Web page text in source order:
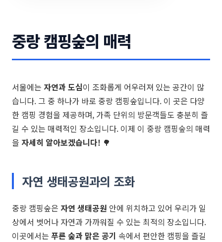
중랑 캠핑숲의 매력
서울에는 자연과 도심이 조화롭게 어우러져 있는 공간이 많
습니다. 그 중 하나가 바로 중랑 캠핑숲입니다. 이 곳은 다양
한 캠핑 경험을 제공하며, 가족 단위의 방문객들도 충분히 즐
길 수 있는 매력적인 장소입니다. 이제 이 중랑 캠핑숲의 매력
을 자세히 알아보겠습니다! 🌳
자연 생태공원과의 조화
중랑 캠핑숲은 자연 생태공원 안에 위치하고 있어 우리가 일
상에서 벗어나 자연과 가까워질 수 있는 최적의 장소입니다.
이곳에서는 푸른 숲과 맑은 공기 속에서 편안한 캠핑을 즐길